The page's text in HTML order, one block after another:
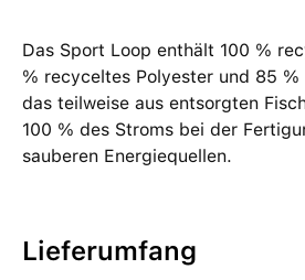
Das Sport Loop enthält 100 %
% recyceltes Polyester und 85
das teilweise aus entsorgten
100 % des Stroms bei der
sauberen Energiequellen.
Lieferumfang